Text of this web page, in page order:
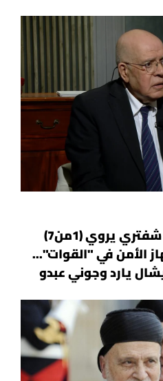
بالفيديو - أسعد شفتري يروي (1من7)
الأمن في "القوات"...
يارد وجوني عبدو